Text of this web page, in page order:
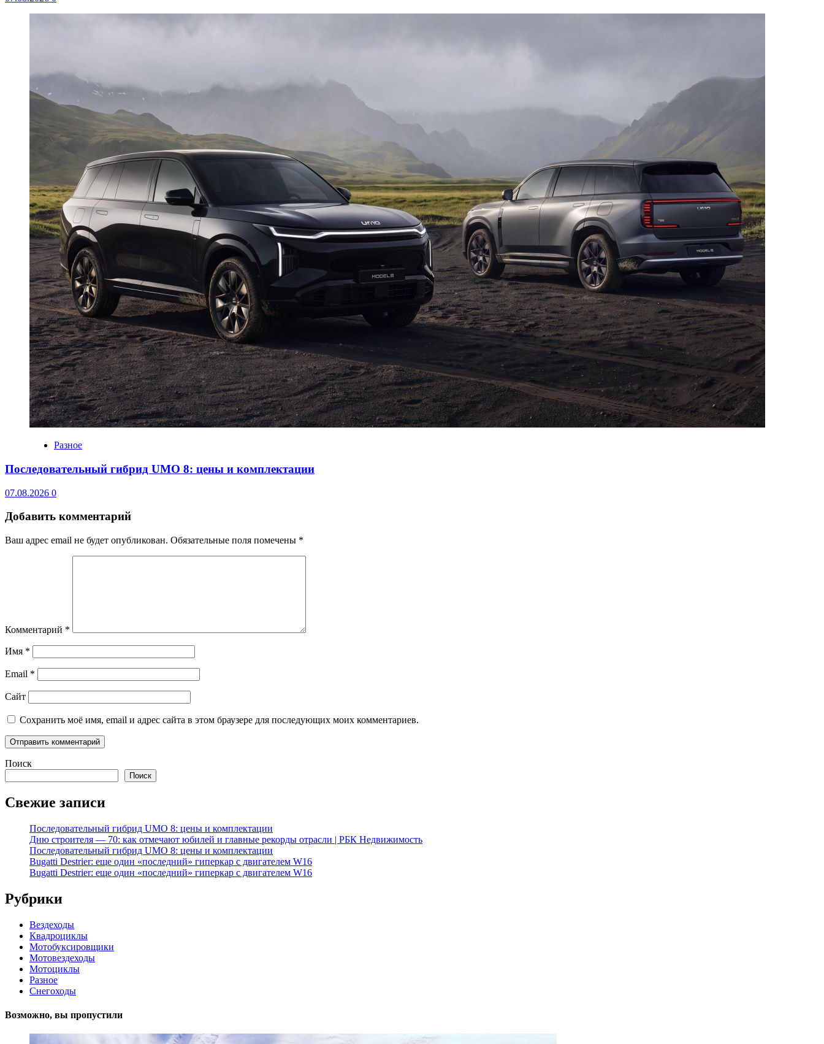
Разное
Последовательный гибрид UMO 8: цены и комплектации
07.08.2026 0
Добавить комментарий
Ваш адрес email не будет опубликован. Обязательные поля помечены *
Комментарий *
Имя *
Email *
Сайт
Сохранить моё имя, email и адрес сайта в этом браузере для последующих моих комментариев.
Поиск
Поиск
Свежие записи
Последовательный гибрид UMO 8: цены и комплектации
Дню строителя — 70: как отмечают юбилей и главные рекорды отрасли | РБК Недвижимость
Последовательный гибрид UMO 8: цены и комплектации
Bugatti Destrier: еще один «последний» гиперкар с двигателем W16
Bugatti Destrier: еще один «последний» гиперкар с двигателем W16
Рубрики
Вездеходы
Квадроциклы
Мотобуксировщики
Мотовездеходы
Мотоциклы
Разное
Снегоходы
Возможно, вы пропустили